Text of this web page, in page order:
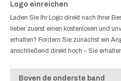
Logo einreichen
Laden Sie Ihr Logo direkt nach Ihrer
lieber zuerst einen kostenlosen und
erhalten? Fordern Sie zunächst ein
anschließend direkt hoch – Sie
Boven de onderste band